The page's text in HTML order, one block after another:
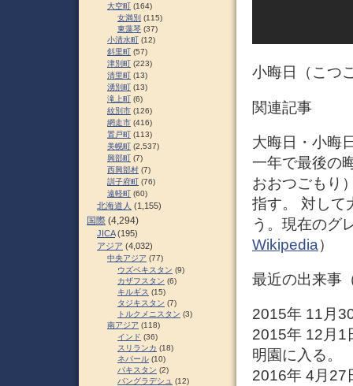
小晦日（こつ
関連記事
大晦日・小晦
一年で最後の
おおつごもり
指す。 対して
う。現在のグ
Wikipedia）
最近の出来事
2015年 11月
2015年 12月1
明園に入る。
2016年 4月27
大空町 (164)
女満別 (115)
東藻琴 (37)
小清水町 (12)
斜里町 (57)
津別町 (223)
清里町 (13)
湧別町 (13)
滝上町 (6)
紋別市 (126)
網走市 (416)
置戸町 (113)
美幌町 (2,537)
興部町 (7)
西興部村 (7)
訓子府町 (76)
遠軽町 (60)
北海道人 (1,155)
国際 (4,294)
JICA(195)
アジア (4,032)
中央アジア (77)
ウズベキスタン (9)
カザフスタン (6)
キルギス (15)
タジキスタン (7)
トルクメニスタン (3)
南アジア (118)
インド (36)
スリランカ (18)
ネパール (10)
パキスタン (2)
バングラデシュ (12)